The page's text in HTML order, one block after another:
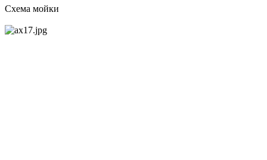
Схема мойки